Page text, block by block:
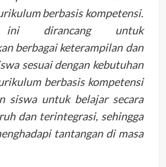
berbasis kompetensi.
ini dirancang untuk
berbagai keterampilan dan
sesuai dengan kebutuhan
berbasis kompetensi
siswa untuk belajar secara
dan terintegrasi, sehingga
tantangan di masa